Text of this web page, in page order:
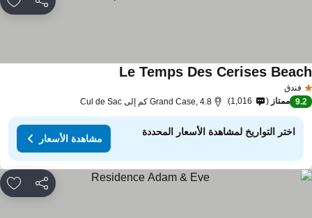
مشاركة
فندق
Le Temps Des Cerises
9.2 ممتاز 1,016 Grand Case, 4.8 كم إلى Cul de Sac
اختر التواريخ لمشاهدة الأسعار المحددة
مشاهدة الأسعار
مشاركة